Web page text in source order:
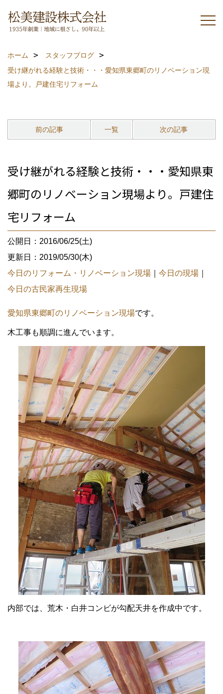
ホーム
スタッフブログ
受け継がれる経験と技術・・・愛知県東郷町のリノベーション現
場より。戸建住宅リフォーム
前の記事 一覧 次の記事
受け継がれる経験と技術・・・愛知県東
郷町のリノベーション現場より。戸建住
宅リフォーム
公開日：2016/06/25(土)
更新日：2019/05/30(木)
今日のリフォーム・リノベーション現場
今日の現場
今日の古民家再生現場
愛知県東郷町のリノベーション現場です。
木工事も順調に進んでいます。
内部では、荒木・白井コンビが勾配天井を作成中です。